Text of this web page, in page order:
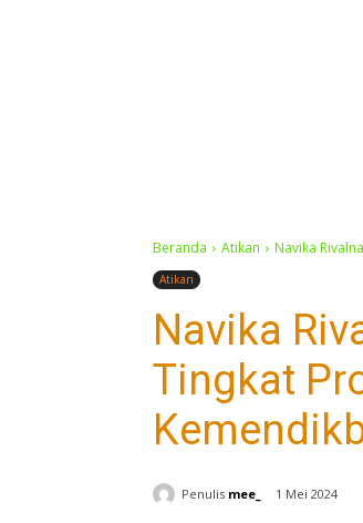
Beranda Atikan Navika
Atikan
Navika
Tingkat
Penulis mee_ 1 Mei 2024